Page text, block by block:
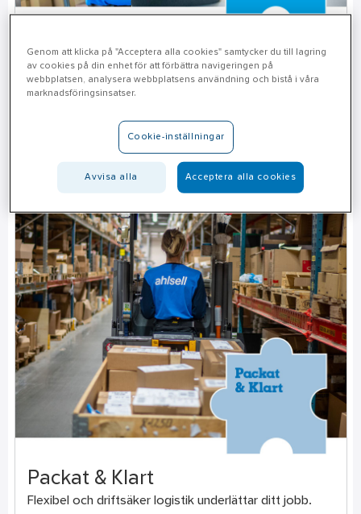
Arbetsplatsmontage
Låt oss ta hand om monteringen av möbler, utrustning
och inredning på din arbetsplats.
Packat & Klart
Flexibel och driftsäker logistik underlättar ditt jobb.
Genom att klicka på "Acceptera alla cookies" samtycker du till lagring
av cookies på din enhet för att förbättra navigeringen på
webbplatsen, analysera webbplatsens användning och bistå i våra
marknadsföringsinsatser.
Cookie-inställningar
Avvisa alla Acceptera alla cookies